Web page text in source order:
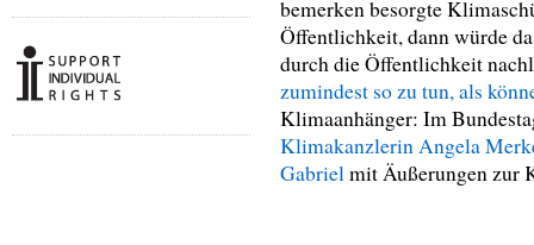
bemerken besorgte
Öffentlichkeit, dann würde
durch die Öffentlichkeit
zumindest so zu tun, als
Klimaanhänger: Im
Klimakanzlerin Angela
Gabriel mit Äußerungen zur